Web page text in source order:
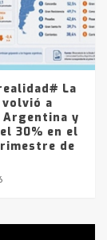
en
Axion
La
a
Argentina y
30% en el
de